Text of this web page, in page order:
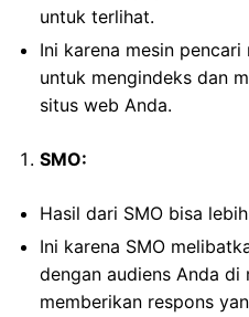
untuk terlihat.
Ini karena mesin
untuk mengindeks dan
situs web Anda.
SMO:
Hasil dari SMO bisa
Ini karena SMO
dengan audiens Anda
memberikan respons